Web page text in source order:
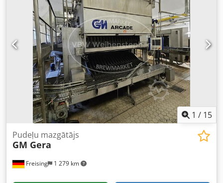
1 / 15
Freising 1 279 km
Pudeļu mazgātājs
GM Gera